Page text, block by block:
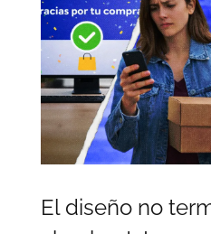
El diseño no